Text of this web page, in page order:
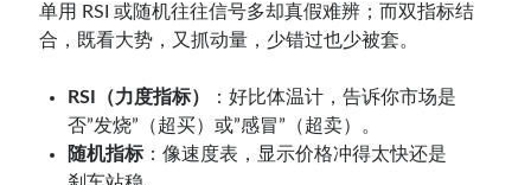
单用 RSI 或随机往往信号多却真假难辨；而双指标结
合，既看大势，又抓动量，少错过也少被套。
RSI（力度指标）
：好比体温计，告诉你市场是
否”发烧”（超买）或”感冒”（超卖）。
随机指标：像速度表，显示价格冲得太快还是